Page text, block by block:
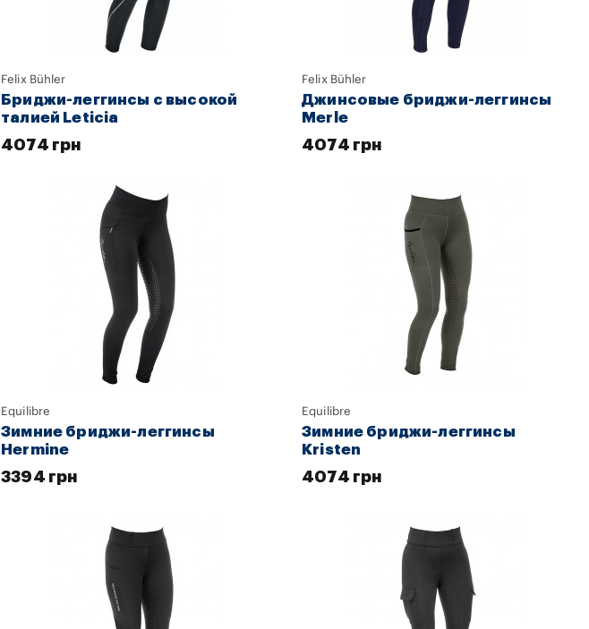
Felix Bühler
Бриджи-леггинсы с высокой
талией Leticia
4074 грн
Felix Bühler
Джинсовые бриджи-леггинсы
Merle
4074 грн
Equilibre
Зимние бриджи-леггинсы
Hermine
3394 грн
Equilibre
Зимние бриджи-леггинсы
Kristen
4074 грн